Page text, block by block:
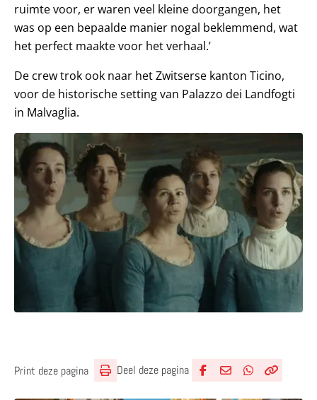
ruimte voor, er waren veel kleine doorgangen, het
was op een bepaalde manier nogal beklemmend, wat
het perfect maakte voor het verhaal.’
De crew trok ook naar het Zwitserse kanton Ticino,
voor de historische setting van Palazzo dei Landfogti
in Malvaglia.
Print deze pagina Deel deze pagina